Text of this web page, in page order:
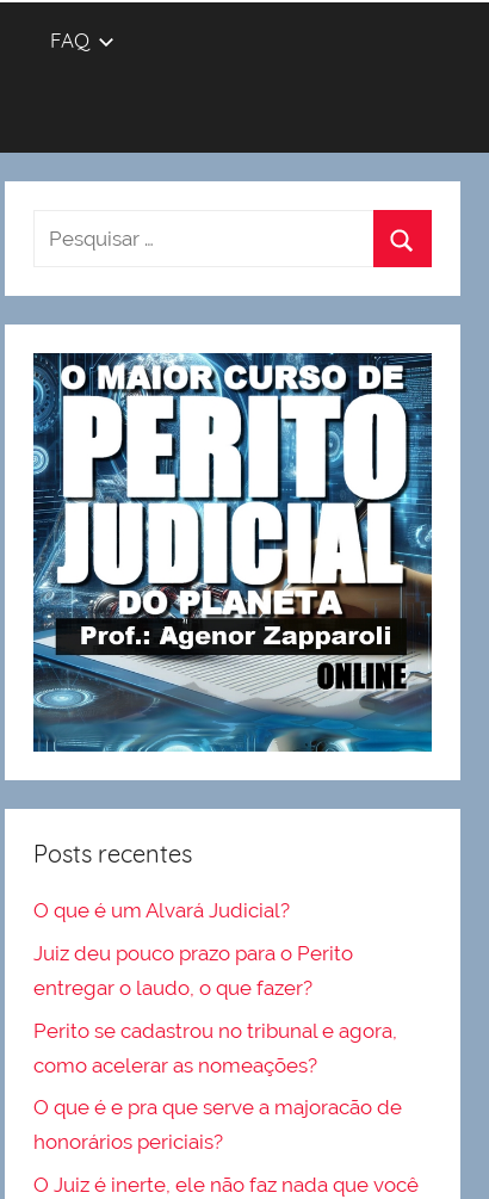
FAQ
Posts recentes
O que é um Alvará Judicial?
Juiz deu pouco prazo para o Perito
entregar o laudo, o que fazer?
Perito se cadastrou no tribunal e agora,
como acelerar as nomeações?
O que é e pra que serve a majoracão de
honorários periciais?
O Juiz é inerte, ele não faz nada que você